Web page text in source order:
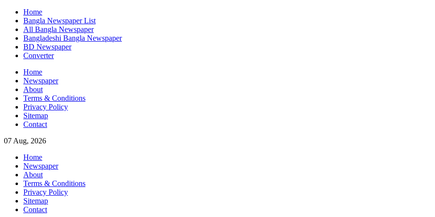
Skip
content
Home
Bangla Newspaper List
All Bangla Newspaper
Bangladeshi Bangla Newspaper
BD Newspaper
Converter
Home
Newspaper
About
Terms & Conditions
Privacy Policy
Sitemap
Contact
07 Aug, 2026
Home
Newspaper
About
Terms & Conditions
Privacy Policy
Sitemap
Contact